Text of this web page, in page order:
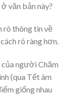
văn bản này?
rõ thông tin về
rõ ràng hơn.
người Chăm
(qua Tết âm
giống nhau